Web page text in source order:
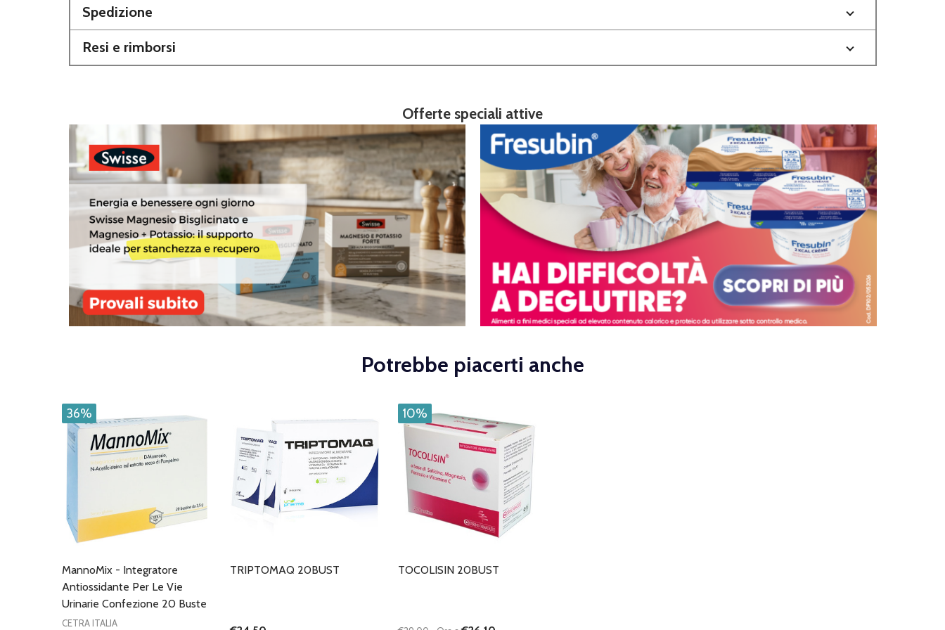
Spedizione
Resi e rimborsi
Offerte speciali attive
Potrebbe piacerti anche
36%
MannoMix - Integratore
Antiossidante Per Le Vie
Urinarie Confezione 20 Buste
CETRA ITALIA
TRIPTOMAQ 20BUST
10%
TOCOLISIN 20BUST